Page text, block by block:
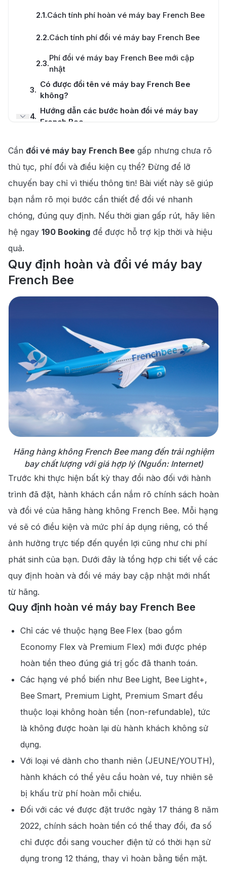
2.1.Cách tính phí hoàn vé máy bay French Bee
2.2.Cách tính phí đổi vé máy bay French Bee
2.3.
Phí đổi vé máy bay French Bee mới cập
nhật
3.
Có được đổi tên vé máy bay French Bee
không?
4.
Hướng dẫn các bước hoàn đổi vé máy bay
French Bee
4.1
hãng
4.2.Đổi vé máy bay French Bee qua điện thoại
5
190 Booking cung cấp dịch vụ đổi vé máy
bay uy tín
Cần đổi vé máy bay French Bee gấp nhưng chưa rõ
thủ tục, phí đổi và điều kiện cụ thể? Đừng để lỡ
chuyến bay chỉ vì thiếu thông tin! Bài viết này sẽ giúp
bạn nắm rõ mọi bước cần thiết để đổi vé nhanh
chóng, đúng quy định. Nếu thời gian gấp rút, hãy liên
hệ ngay 190 Booking để được hỗ trợ kịp thời và hiệu
quả.
Quy định hoàn và đổi vé máy bay
French Bee
Hãng hàng không French Bee mang đến trải nghiệm
bay chất lượng với giá hợp lý (Nguồn: Internet)
Trước khi thực hiện bất kỳ thay đổi nào đối với hành
trình đã đặt, hành khách cần nắm rõ chính sách hoàn
và đổi vé của hãng hàng không French Bee. Mỗi hạng
vé sẽ có điều kiện và mức phí áp dụng riêng, có thể
ảnh hưởng trực tiếp đến quyền lợi cũng như chi phí
phát sinh của bạn. Dưới đây là tổng hợp chi tiết về các
quy định hoàn và đổi vé máy bay cập nhật mới nhất
từ hãng.
Quy định hoàn vé máy bay French Bee
Chỉ các vé thuộc hạng Bee Flex (bao gồm
Economy Flex và Premium Flex) mới được phép
hoàn tiền theo đúng giá trị gốc đã thanh toán.
Các hạng vé phổ biến như Bee Light, Bee Light+,
Bee Smart, Premium Light, Premium Smart đều
thuộc loại không hoàn tiền (non-refundable), tức
là không được hoàn lại dù hành khách không sử
dụng.
Với loại vé dành cho thanh niên (JEUNE/YOUTH),
hành khách có thể yêu cầu hoàn vé, tuy nhiên sẽ
bị khấu trừ phí hoàn mỗi chiều.
Đối với các vé được đặt trước ngày 17 tháng 8 năm
2022, chính sách hoàn tiền có thể thay đổi, đa số
chỉ được đổi sang voucher điện tử có thời hạn sử
dụng trong 12 tháng, thay vì hoàn bằng tiền mặt.
028 7303 6167